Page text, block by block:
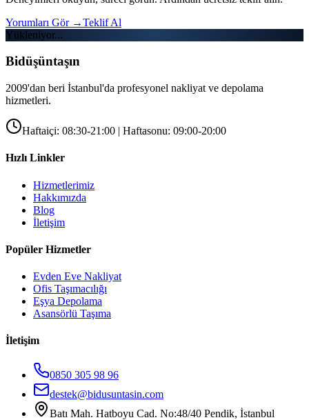
Yorumları Gör →Teklif Al
Yükleniyor...
Bidüşüntaşın
2009'dan beri İstanbul'da profesyonel nakliyat ve depolama
hizmetleri.
Haftaiçi: 08:30-21:00 | Haftasonu: 09:00-20:00
Hızlı Linkler
Hizmetlerimiz
Hakkımızda
Blog
İletişim
Popüler Hizmetler
Evden Eve Nakliyat
Ofis Taşımacılığı
Eşya Depolama
Asansörlü Taşıma
İletişim
0850 305 98 96
destek@bidusuntasin.com
Batı Mah. Hatboyu Cad. No:48/40 Pendik, İstanbul